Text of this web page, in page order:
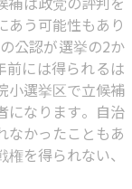
あう可能性もあり
公認が選挙の2か
前には得られるは
小選挙区で立候補
になります。自治
なかったこともあ
を得られない、